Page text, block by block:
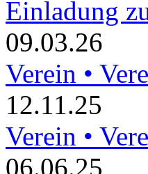
Einladung
09.03.26
Verein •
12.11.25
Verein •
06.06.25